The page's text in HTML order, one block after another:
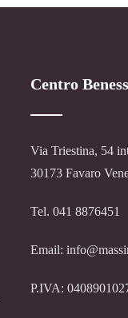
Centro
Via Triestina, 54
30173 Favaro
Tel. 041 8876451
Email:
P.IVA: